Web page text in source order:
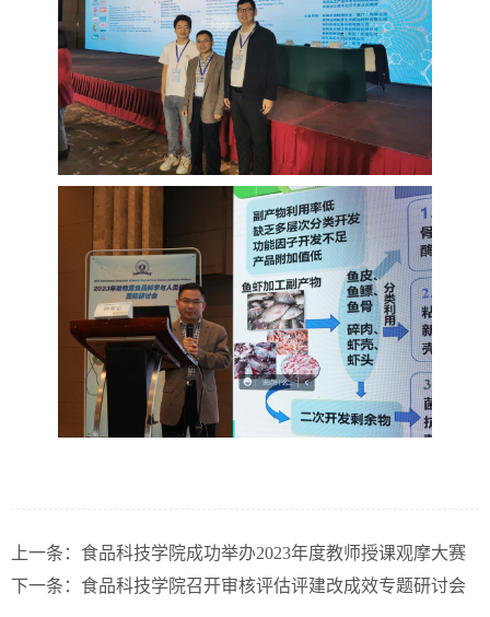
上一条： 食品科技学院成功举办2023年度教师授课观摩大赛
下一条： 食品科技学院召开审核评估评建改成效专题研讨会